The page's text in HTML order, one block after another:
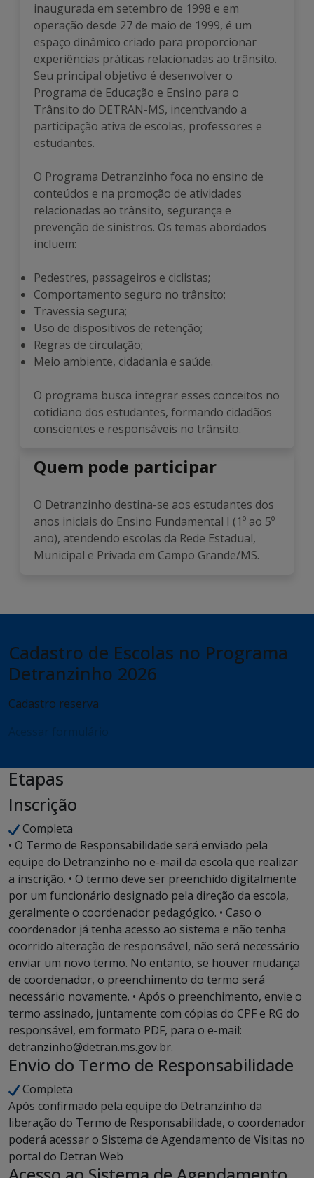
inaugurada em setembro de 1998 e em
operação desde 27 de maio de 1999, é um
espaço dinâmico criado para proporcionar
experiências práticas relacionadas ao trânsito.
Seu principal objetivo é desenvolver o
Programa de Educação e Ensino para o
Trânsito do DETRAN-MS, incentivando a
participação ativa de escolas, professores e
estudantes.
O Programa Detranzinho foca no ensino de
conteúdos e na promoção de atividades
relacionadas ao trânsito, segurança e
prevenção de sinistros. Os temas abordados
incluem:
Pedestres, passageiros e ciclistas;
Comportamento seguro no trânsito;
Travessia segura;
Uso de dispositivos de retenção;
Regras de circulação;
Meio ambiente, cidadania e saúde.
O programa busca integrar esses conceitos no
cotidiano dos estudantes, formando cidadãos
conscientes e responsáveis no trânsito.
Quem pode participar
O Detranzinho destina-se aos estudantes dos
anos iniciais do Ensino Fundamental I (1º ao 5º
ano), atendendo escolas da Rede Estadual,
Municipal e Privada em Campo Grande/MS.
Cadastro de Escolas no Programa
Detranzinho 2026
Cadastro reserva
Etapas
Inscrição
Completa
• O Termo de Responsabilidade será enviado pela
equipe do Detranzinho no e-mail da escola que realizar
a inscrição. • O termo deve ser preenchido digitalmente
por um funcionário designado pela direção da escola,
geralmente o coordenador pedagógico. • Caso o
coordenador já tenha acesso ao sistema e não tenha
ocorrido alteração de responsável, não será necessário
enviar um novo termo. No entanto, se houver mudança
de coordenador, o preenchimento do termo será
necessário novamente. • Após o preenchimento, envie o
termo assinado, juntamente com cópias do CPF e RG do
responsável, em formato PDF, para o e-mail:
detranzinho@detran.ms.gov.br.
Envio do Termo de Responsabilidade
Completa
Após confirmado pela equipe do Detranzinho da
liberação do Termo de Responsabilidade, o coordenador
poderá acessar o Sistema de Agendamento de Visitas no
portal do Detran Web